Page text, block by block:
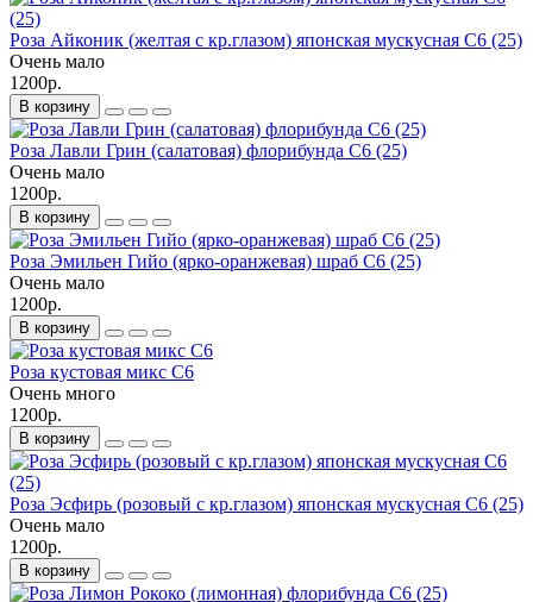
Роза Айконик (желтая с кр.глазом) японская мускусная С6 (25)
Очень мало
1200р.
В корзину
Роза Лавли Грин (салатовая) флорибунда С6 (25)
Очень мало
1200р.
В корзину
Роза Эмильен Гийо (ярко-оранжевая) шраб С6 (25)
Очень мало
1200р.
В корзину
Роза кустовая микс С6
Очень много
1200р.
В корзину
Роза Эсфирь (розовый с кр.глазом) японская мускусная С6 (25)
Очень мало
1200р.
В корзину